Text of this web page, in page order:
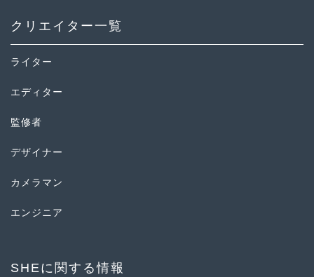
クリエイター一覧
ライター
エディター
監修者
デザイナー
カメラマン
エンジニア
SHEに関する情報